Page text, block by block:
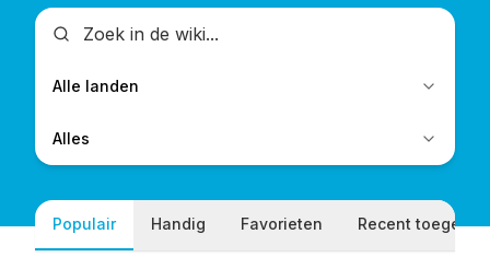
Alle landen
Alles
Populair Handig Favorieten Recent